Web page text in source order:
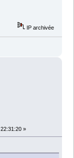
IP archivée
»